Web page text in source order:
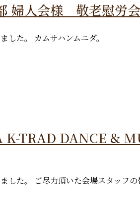
婦人会様 敬老慰労
した。 カムサハンムニダ。
K-TRAD DANCE &
した。 ご尽力頂いた会場スタッフ